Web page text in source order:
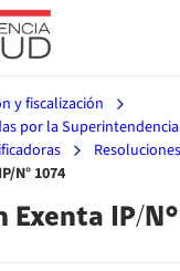
y fiscalización
por la Superintendencia
Resoluciones
N° 1074
Exenta IP/